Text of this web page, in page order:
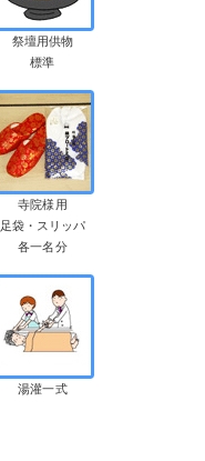
祭壇用供物
標準
寺院様用
足袋・スリッパ
各一名分
湯灌一式